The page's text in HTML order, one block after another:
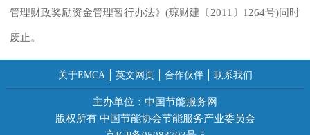
管理财政奖励资金管理暂行办法》(琼财建〔2011〕1264号)同时
废止。
关于EMCA 英文网页 合作伙伴 联系我们
主办单位：中国节能服务网
版权所有 中国节能协会节能服务产业委员会